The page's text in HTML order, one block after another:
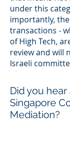
under this
importantly,
transactions -
of High Tech,
review and will
Israeli
Did you
Singapore
Mediation?